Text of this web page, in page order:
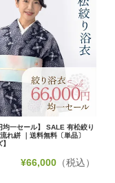
均一セール】 SALE 有松絞り
れ絣 ｜送料無料〔単品〕
¥66,000（税込）